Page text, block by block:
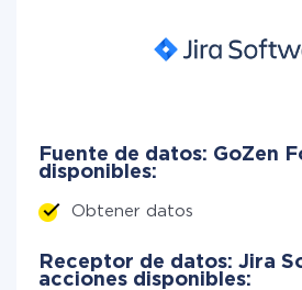
Fuente de datos: GoZen
disponibles:
Obtener datos
Receptor de datos: Jira
acciones disponibles: